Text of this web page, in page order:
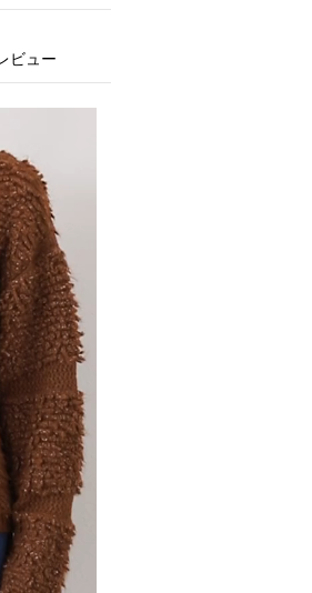
ビュー